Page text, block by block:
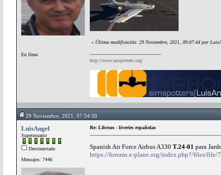
En línea
« Última modificación: 29 Noviembre, 2021, 09:07:44 por
http://www.airspotters.org/
29 Noviembre, 2021, 07:34:30
LuisAngel
Superusuario
Desconectado
Mensajes: 7446
Re: Libreas - liveries españolas
Spanish Air Force Airbus A330 T.24-01 para
https://forums.x-plane.org/index.php?/files/file/